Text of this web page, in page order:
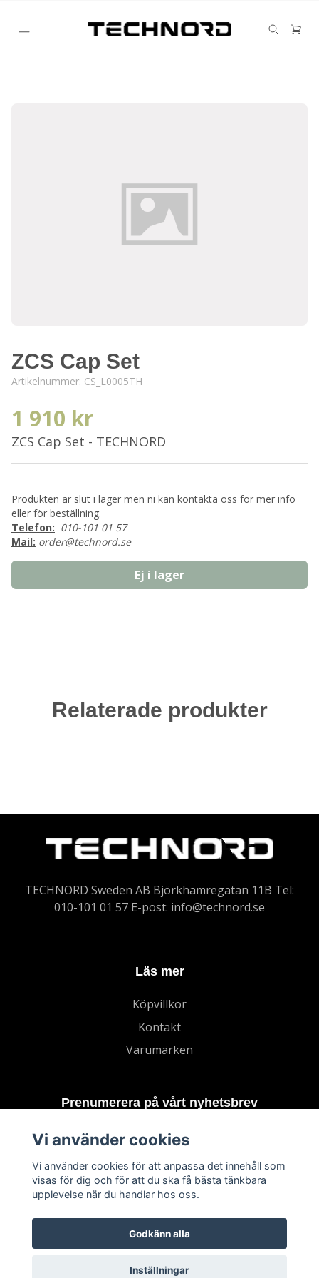
ZCS Cap Set
Artikelnummer: CS_L0005TH
1 910 kr
ZCS Cap Set - TECHNORD
Produkten är slut i lager men ni kan kontakta oss för mer info
eller för beställning.
Telefon: 010-101 01 57
Mail: order@technord.se
Ej i lager
Relaterade produkter
TECHNORD Sweden AB Björkhamregatan 11B Tel:
010-101 01 57 E-post: info@technord.se
Läs mer
Köpvillkor
Kontakt
Varumärken
Prenumerera på vårt nyhetsbrev
Vi använder cookies
Vi använder cookies för att anpassa det innehåll som
visas för dig och för att du ska få bästa tänkbara
upplevelse när du handlar hos oss.
Godkänn alla
Inställningar